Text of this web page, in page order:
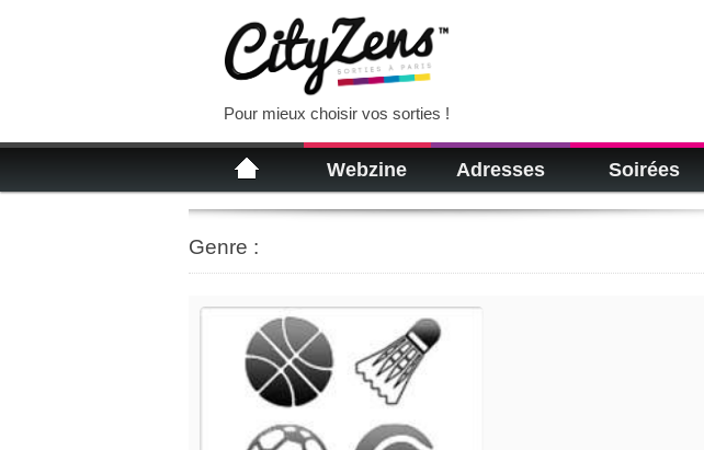
Pour mieux choisir vos sorties !
Webzine Adresses Soirées
Genre :